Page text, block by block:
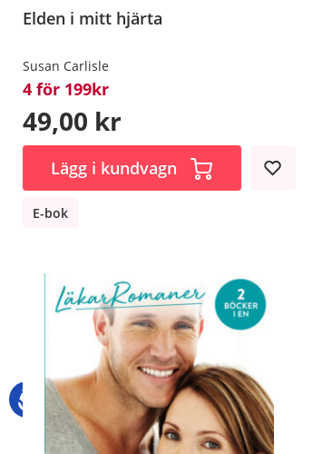
Elden i mitt hjärta
Susan Carlisle
4 för 199kr
49,00 kr
Lägg i kundvagn
E-bok